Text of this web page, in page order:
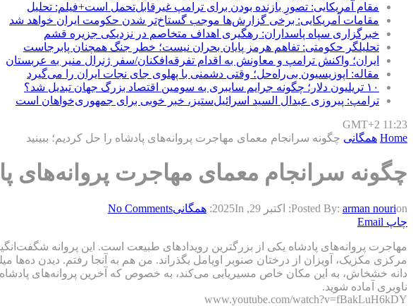
مقام آمریکایی: تصورِ بازنده بودن برای ترامپ غیرقابل‌تحمل است+فیلم: تحلیل
مقامات آمریکایی: برخی گزارش‌ها موجب گستاخ‌تر شدن حکومت ایران خواهد شد
خبرگزاری سپاه پاسداران: رهگیری اهداف متخاصم در نزدیکی جزیره قشم
تحلیلگر حکومتی: تفاهم هرمز پایان بحران نیست؛ خطر جنگ همچنان پابرجاست
ایران؛ واکنش ترامپ و معاونش به اقدام تفرقه‌افکنان/سفر ژنرال منیر به عربستان
مقاله: اپوزیسیون بی‌راه‌حل؛ وقتی دشمنی با پهلوی جای نجات ایران را می‌گیرد
۱۰ تریلیون دلار؛ چگونه جرایم سایبری به سومین اقتصاد بزرگ جهان تبدیل شد؟
ترامپ: پیروزی عبدال السید اسرائیل‌ستیز، خبر خوبی برای جمهوری‌خواهان است
GMT+2 11:23
Home همگانی چگونه سرانجام معمای مهاجرت پروانه‌های پادشاه را حل کردیم؛ ببینید
چگونه سرانجام معمای مهاجرت پروانه‌های
Posted By: arman nourion: اکتبر 29, 2025 In: همگانیNo Comments
چاپ Email
مرکزی مکزیک، آویزان از درختان صنوبر اویامل بگذراند. من هم به آنجا رفتم. دیدن ده‌ها
ناوبری آماده شوید.
www.youtube.com/watch?v=fBakLuH6kDY